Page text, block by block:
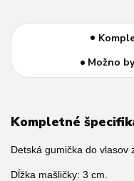
Možno
Kompletné
Detská gumička do vlasov
Dĺžka mašličky: 3 cm.